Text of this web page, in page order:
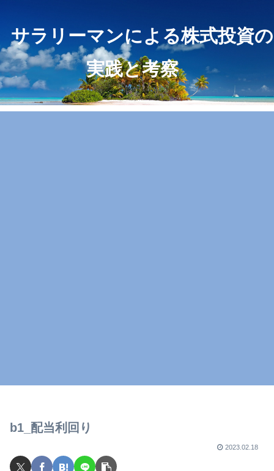
サラリーマンによる株式投資の
実践と考察
b1_配当利回り
2023.02.18